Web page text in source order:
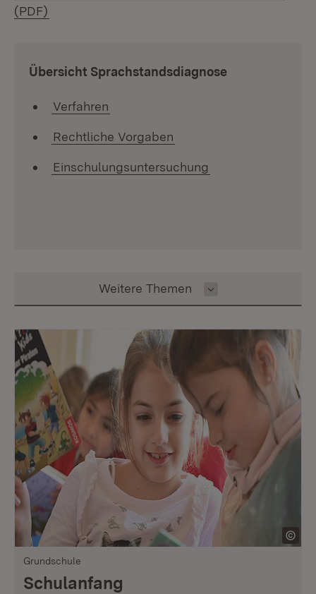
(PDF)
:Übersicht Sprachstandsdiagnose
Verfahren
Rechtliche Vorgaben
Einschulungsuntersuchung
Inhalt auswählen
Weitere Themen
Grundschule
Schulanfang